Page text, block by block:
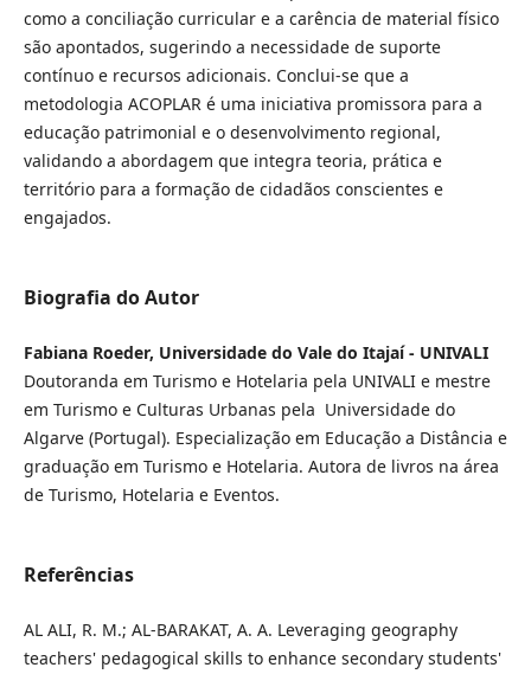
como a conciliação curricular e a carência de material físico
são apontados, sugerindo a necessidade de suporte
contínuo e recursos adicionais. Conclui-se que a
metodologia ACOPLAR é uma iniciativa promissora para a
educação patrimonial e o desenvolvimento regional,
validando a abordagem que integra teoria, prática e
território para a formação de cidadãos conscientes e
engajados.
Biografia do Autor
Fabiana Roeder, Universidade do Vale do Itajaí - UNIVALI
Doutoranda em Turismo e Hotelaria pela UNIVALI e mestre
em Turismo e Culturas Urbanas pela Universidade do
Algarve (Portugal). Especialização em Educação a Distância e
graduação em Turismo e Hotelaria. Autora de livros na área
de Turismo, Hotelaria e Eventos.
Referências
AL ALI, R. M.; AL-BARAKAT, A. A. Leveraging geography
teachers' pedagogical skills to enhance secondary students'